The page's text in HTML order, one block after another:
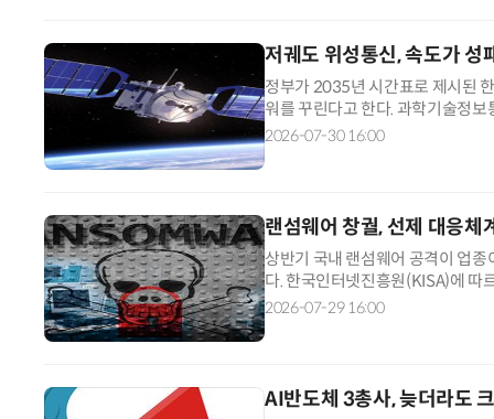
저궤도 위성통신, 속도가 성
정부가 2035년 시간표로 제시된
워를 꾸린다고 한다. 과학기술정
학계까지 아우르는 '한국형 저궤
2026-07-30 16:00
랜섬웨어 창궐, 선제 대응체
상반기 국내 랜섬웨어 공격이 업
다. 한국인터넷진흥원(KISA)에 따
난해 상반기(82건) 대비 76.8% 늘
2026-07-29 16:00
AI반도체 3총사, 늦더라도